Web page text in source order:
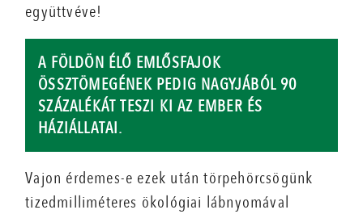
együttvéve!
A FÖLDÖN ÉLŐ EMLŐSFAJOK
ÖSSZTÖMEGÉNEK PEDIG NAGYJÁBÓL 90
SZÁZALÉKÁT TESZI KI AZ EMBER ÉS
HÁZIÁLLATAI.
Vajon érdemes-e ezek után törpehörcsögünk
tizedmilliméteres ökológiai lábnyomával